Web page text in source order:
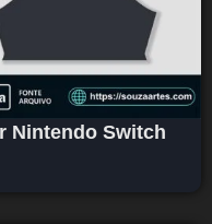
Nintendo Switch